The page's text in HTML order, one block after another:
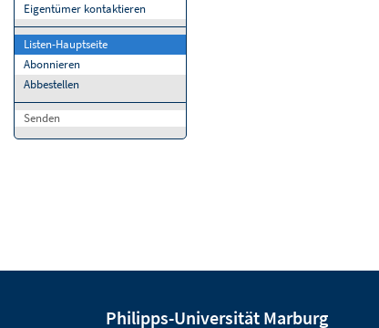
Eigentümer kontaktieren
Listen-Hauptseite
Abonnieren
Abbestellen
Senden
Philipps-Universität Marburg